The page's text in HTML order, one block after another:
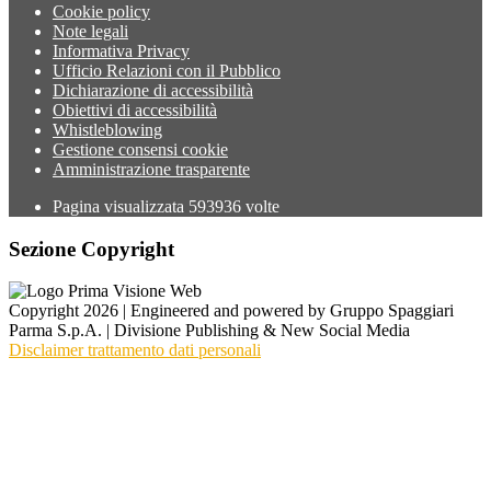
Cookie policy
Note legali
Informativa Privacy
Ufficio Relazioni con il Pubblico
Dichiarazione di accessibilità
Obiettivi di accessibilità
Whistleblowing
Gestione consensi cookie
Amministrazione trasparente
Pagina visualizzata 593936 volte
Sezione Copyright
Copyright 2026 | Engineered and powered by Gruppo Spaggiari
Parma S.p.A. | Divisione Publishing & New Social Media
Disclaimer trattamento dati personali